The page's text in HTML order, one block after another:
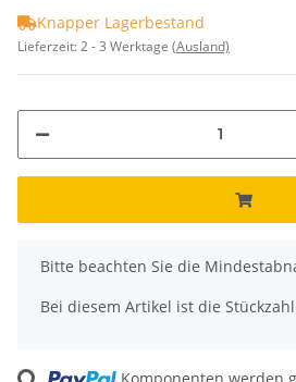
Knapper Lagerbestand
Lieferzeit:2 - 3 Werktage (Ausland)
x
Bitte beachten Sie die
Bei diesem Artikel ist die